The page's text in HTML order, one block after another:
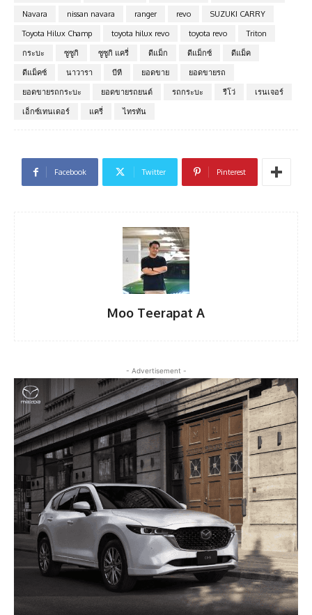
Navara nissan navara ranger revo
SUZUKI CARRY
Toyota Hilux Champ
toyota hilux revo toyota revo
Triton
กระบะ
ซูซูกิ ซูซูกิ แครี่ ดีแม็ก ดีแม็กซ์
ดีแม็ค
ดีแม็คซ์
นาวารา บีที ยอดขาย
ยอดขายรถ
ยอดขายรถกระบะ
ยอดขายรถยนต์ รถกระบะ รีโว่
เรนเจอร์
เอ็กซ์เทนเดอร์
แครี่ ไทรทัน
Facebook Twitter Pinterest
Moo Teerapat A
- Advertisement -